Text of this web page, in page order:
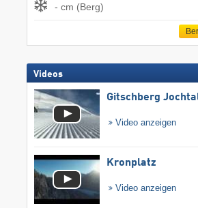
- cm (Berg)
Videos
Gitschberg
Video anzeigen
Kronplatz
Video anzeigen